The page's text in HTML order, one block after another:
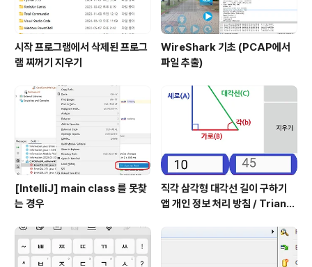
시작 프로그램에서 삭제된 프로그
램 찌꺼기 지우기
WireShark 기초 (PCAP에서
파일 추출)
[IntelliJ] main class 를 못찾
는 경우
직각 삼각형 대각선 길이 구하기
앱 개인 정보 처리 방침 / Triangl
cy